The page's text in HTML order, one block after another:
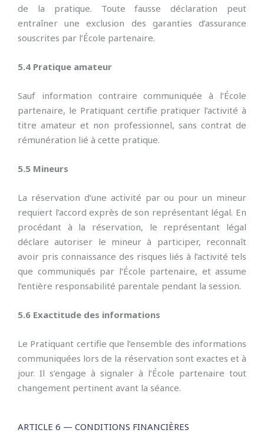
de la pratique. Toute fausse déclaration peut
entraîner une exclusion des garanties d’assurance
souscrites par l’École partenaire.
5.4 Pratique amateur
Sauf information contraire communiquée à l’École
partenaire, le Pratiquant certifie pratiquer l’activité à
titre amateur et non professionnel, sans contrat de
rémunération lié à cette pratique.
5.5 Mineurs
La réservation d’une activité par ou pour un mineur
requiert l’accord exprès de son représentant légal. En
procédant à la réservation, le représentant légal
déclare autoriser le mineur à participer, reconnaît
avoir pris connaissance des risques liés à l’activité tels
que communiqués par l’École partenaire, et assume
l’entière responsabilité parentale pendant la session.
5.6 Exactitude des informations
Le Pratiquant certifie que l’ensemble des informations
communiquées lors de la réservation sont exactes et à
jour. Il s’engage à signaler à l’École partenaire tout
changement pertinent avant la séance.
ARTICLE 6 — CONDITIONS FINANCIÈRES